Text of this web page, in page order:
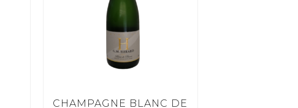
CHAMPAGNE BLANC DE